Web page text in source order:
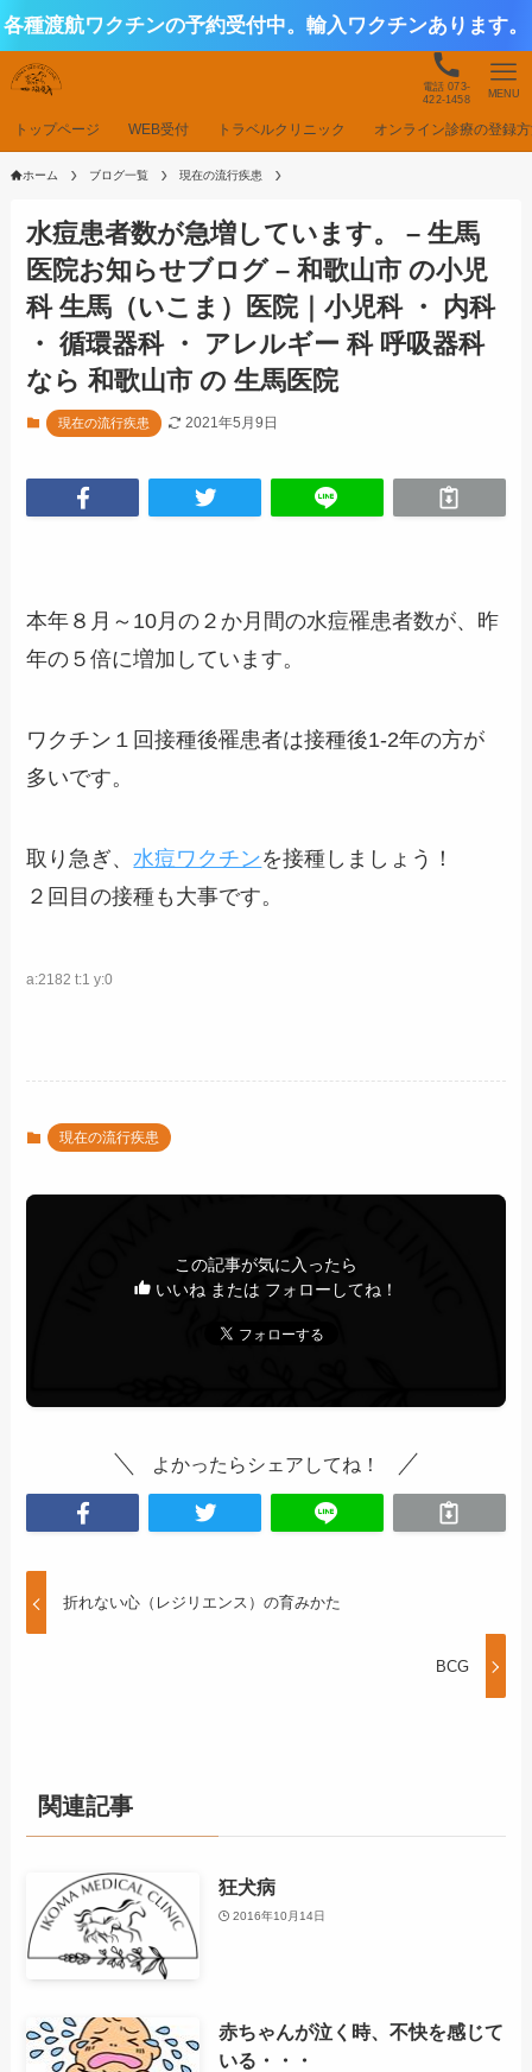
各種渡航ワクチンの予約受付中。輸入ワクチンあります。
電話 073-
422-1458
MENU
トップページ WEB受付 トラベルクリニック オンライン診療の登録
ホーム ブログ一覧 現在の流行疾患
水痘患者数が急増しています。 – 生馬
医院お知らせブログ – 和歌山市 の小児
科 生馬（いこま）医院｜小児科 ・ 内科
・ 循環器科 ・ アレルギー 科 呼吸器科
なら 和歌山市 の 生馬医院
現在の流行疾患 2021年5月9日
本年８月～10月の２か月間の水痘罹患者数が、昨
年の５倍に増加しています。
ワクチン１回接種後罹患者は接種後1-2年の方が
多いです。
取り急ぎ、 水痘ワクチンを接種しましょう！
２回目の接種も大事です。
a:2182 t:1 y:0
現在の流行疾患
この記事が気に入ったら
いいね または フォローしてね！
よかったらシェアしてね！
折れない心（レジリエンス）の育みかた
BCG
関連記事
狂犬病
2016年10月14日
赤ちゃんが泣く時、不快を感じて
いる・・・